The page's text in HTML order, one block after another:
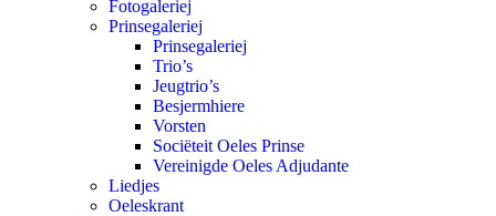
Fotogaleriej
Prinsegaleriej
Prinsegaleriej
Trio’s
Jeugtrio’s
Besjermhiere
Vorsten
Sociëteit Oeles Prinse
Vereinigde Oeles Adjudante
Liedjes
Oeleskrant